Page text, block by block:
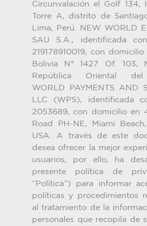
Circunvalación el Golf 134,
Torre A, distrito de
Lima, Perú. NEW WORLD
SAU S.A., identificada
219178910019, con
Bolivia N° 1427 Of. 103,
República Oriental del
WORLD PAYMENTS AND
LLC (WPS), identificada
2053689, con domicilio en
Road PH-NE, Miami
USA. A través de este
desea ofrecer la mejor
usuarios, por ello, ha
presente política de
“Política”) para informar
políticas y procedimientos
al tratamiento de la
personales que recopila de